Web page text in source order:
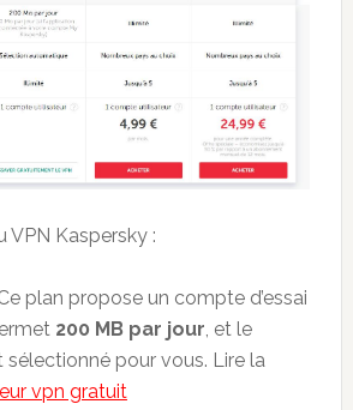
VPN Kaspersky :
plan propose un compte d’essai
200 MB par jour, et le
sélectionné pour vous. Lire la
vpn gratuit